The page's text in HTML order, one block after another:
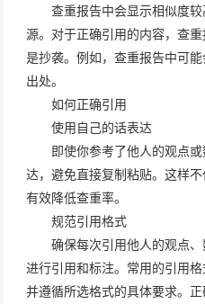
查重报告中会显示相似度
源。对于正确引用的内容，查
是抄袭。例如，查重报告中可
出处。
如何正确引用
使用自己的话表达
即使你参考了他人的观点
达，避免直接复制粘贴。这样
有效降低查重率。
规范引用格式
确保每次引用他人的观点
进行引用和标注。常用的引用
并遵循所选格式的具体要求。